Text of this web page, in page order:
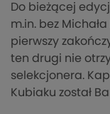
Do bieżącej
m.in. bez
pierwszy
ten drugi nie
selekcjonera.
Kubiaku został